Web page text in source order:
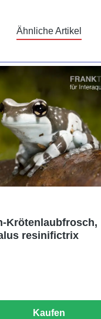
Ähnliche Artikel
Krötenlaubfrosch,
resinifictrix
Kaufen